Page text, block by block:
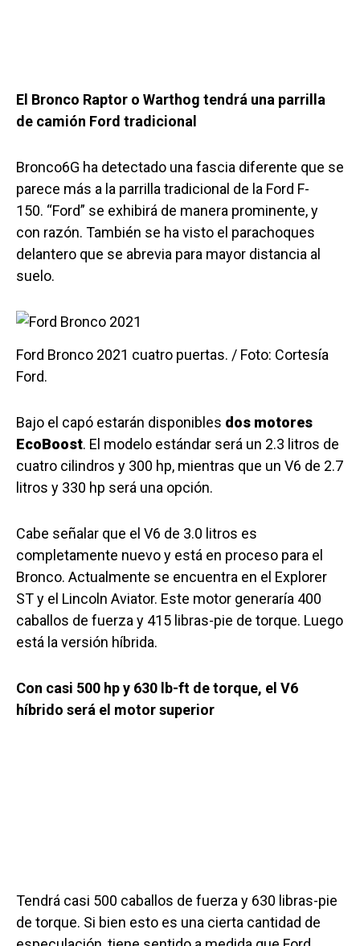
El Bronco Raptor o Warthog tendrá una parrilla
de camión Ford tradicional
Bronco6G ha detectado una fascia diferente que se
parece más a la parrilla tradicional de la Ford F-
150. “Ford” se exhibirá de manera prominente, y
con razón. También se ha visto el parachoques
delantero que se abrevia para mayor distancia al
suelo.
Ford Bronco 2021 cuatro puertas. / Foto: Cortesía
Ford.
Bajo el capó estarán disponibles dos motores
EcoBoost. El modelo estándar será un 2.3 litros de
cuatro cilindros y 300 hp, mientras que un V6 de 2.7
litros y 330 hp será una opción.
Cabe señalar que el V6 de 3.0 litros es
completamente nuevo y está en proceso para el
Bronco. Actualmente se encuentra en el Explorer
ST y el Lincoln Aviator. Este motor generaría 400
caballos de fuerza y ​​415 libras-pie de torque. Luego
está la versión híbrida.
Con casi 500 hp y 630 lb-ft de torque, el V6
híbrido será el motor superior
Tendrá casi 500 caballos de fuerza y ​​630 libras-pie
de torque. Si bien esto es una cierta cantidad de